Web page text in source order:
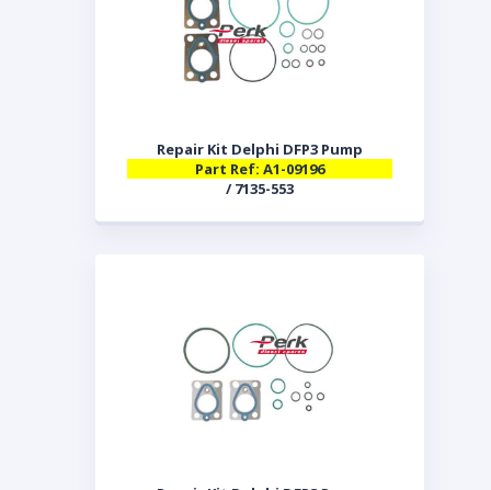
Repair Kit Delphi DFP3 Pump
Part Ref: A1-09196
/ 7135-553